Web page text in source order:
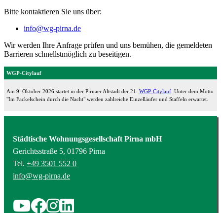
Bitte kontaktieren Sie uns über:
info@wg-pirna.de
Wir werden Ihre Anfrage prüfen und uns bemühen, die gemeldeten
Barrieren schnellstmöglich zu beseitigen.
WGP-Citylauf
Am 9. Oktober 2026 startet in der Pirnaer Altstadt der 21. WGP-Citylauf . Unter dem Motto
"Im Fackelschein durch die Nacht" werden zahlreiche Einzelläufer und Staffeln erwartet.
Städtische Wohnungsgesellschaft Pirna mbH
Gerichtsstraße 5, 01796 Pirna
Tel. +49 3501 552 0
info@wg-pirna.de